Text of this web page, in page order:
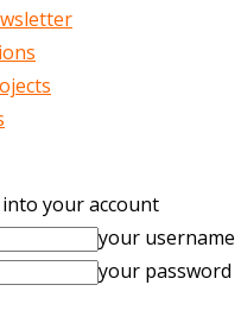
your account
your username
your password